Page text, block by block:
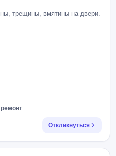
трещины, вмятины на двери.
ремонт
Откликнуться